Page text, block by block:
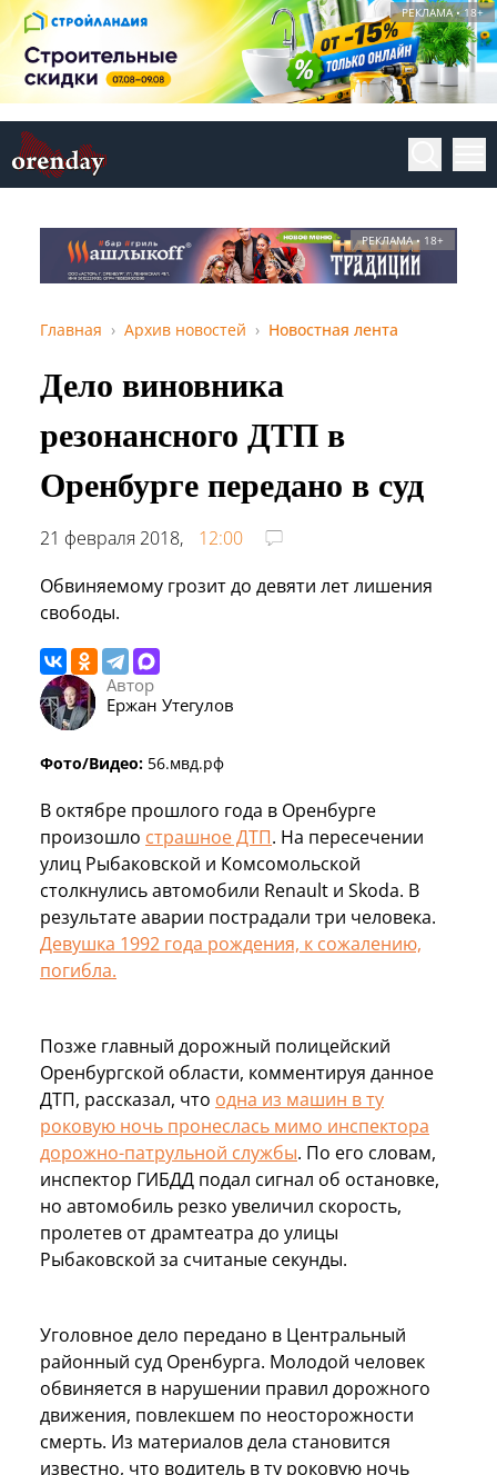
РЕКЛАМА • 18+
РЕКЛАМА • 18+
Главная Архив новостей Новостная лента
Дело виновника
резонансного ДТП в
Оренбурге передано в суд
21 февраля 2018,
12:00
Обвиняемому грозит до девяти лет лишения
свободы.
Автор
Ержан Утегулов
Фото/Видео: 56.мвд.рф
В октябре прошлого года в Оренбурге
произошло страшное ДТП. На пересечении
улиц Рыбаковской и Комсомольской
столкнулись автомобили Renault и Skoda. В
результате аварии пострадали три человека.
Девушка 1992 года рождения, к сожалению,
погибла.
Позже главный дорожный полицейский
Оренбургской области, комментируя данное
ДТП, рассказал, что одна из машин в ту
роковую ночь пронеслась мимо инспектора
дорожно-патрульной службы. По его словам,
инспектор ГИБДД подал сигнал об остановке,
но автомобиль резко увеличил скорость,
пролетев от драмтеатра до улицы
Рыбаковской за считаные секунды.
Уголовное дело передано в Центральный
районный суд Оренбурга. Молодой человек
обвиняется в нарушении правил дорожного
движения, повлекшем по неосторожности
смерть. Из материалов дела становится
известно, что водитель в ту роковую ночь